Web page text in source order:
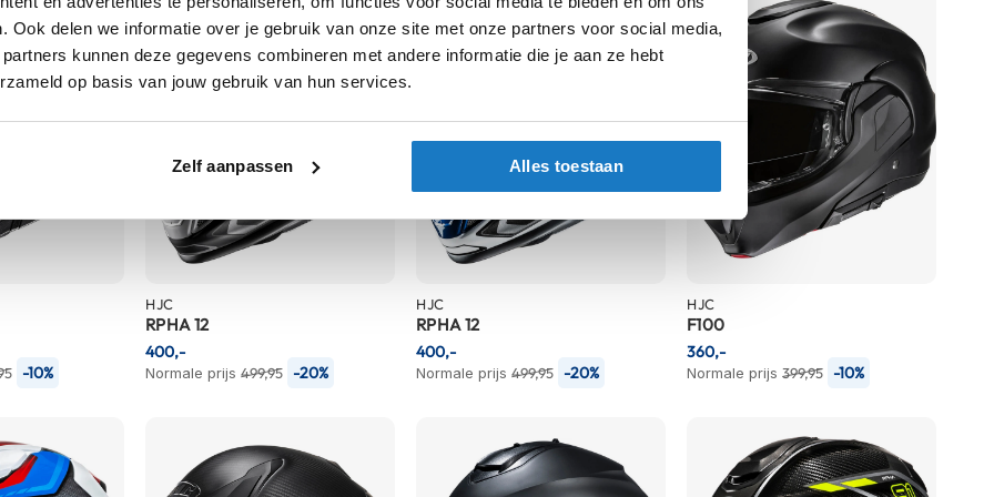
Ook delen we informatie over je gebruik van onze site met onze partners voor social media,
kunnen deze gegevens combineren met andere informatie die je aan ze hebt
op basis van jouw gebruik van hun services.
Zelf aanpassen Alles toestaan
-10%
HJC
RPHA 12
Normale prijs 499,95 -20%
400,-
HJC
RPHA 12
Normale prijs 499,95 -20%
400,-
HJC
F100
Normale prijs 399,95 -10%
360,-